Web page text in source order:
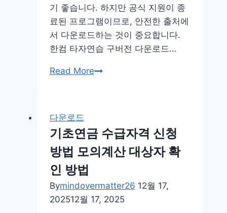
기 좋습니다. 하지만 공식 지원이 종
료된 프로그램이므로, 안전한 출처에
서 다운로드하는 것이 중요합니다.
한컴 타자연습 구버전 다운로드…
Read More한
습
구
다
운
다운로드
기초연금 수급자격 신청
방법 모의계산 대상자 확
인 방법
Bymindovermatter26 12월 17,
202512월 17, 2025